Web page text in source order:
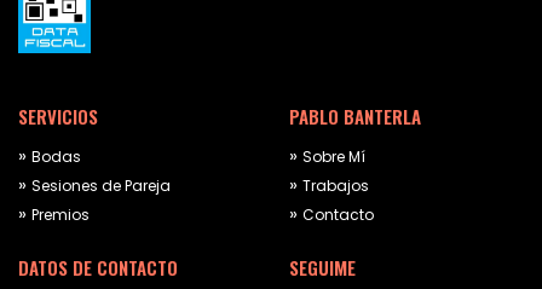
SERVICIOS
Bodas
Sesiones de Pareja
Premios
PABLO BANTERLA
Sobre Mí
Trabajos
Contacto
DATOS DE CONTACTO SEGUIME